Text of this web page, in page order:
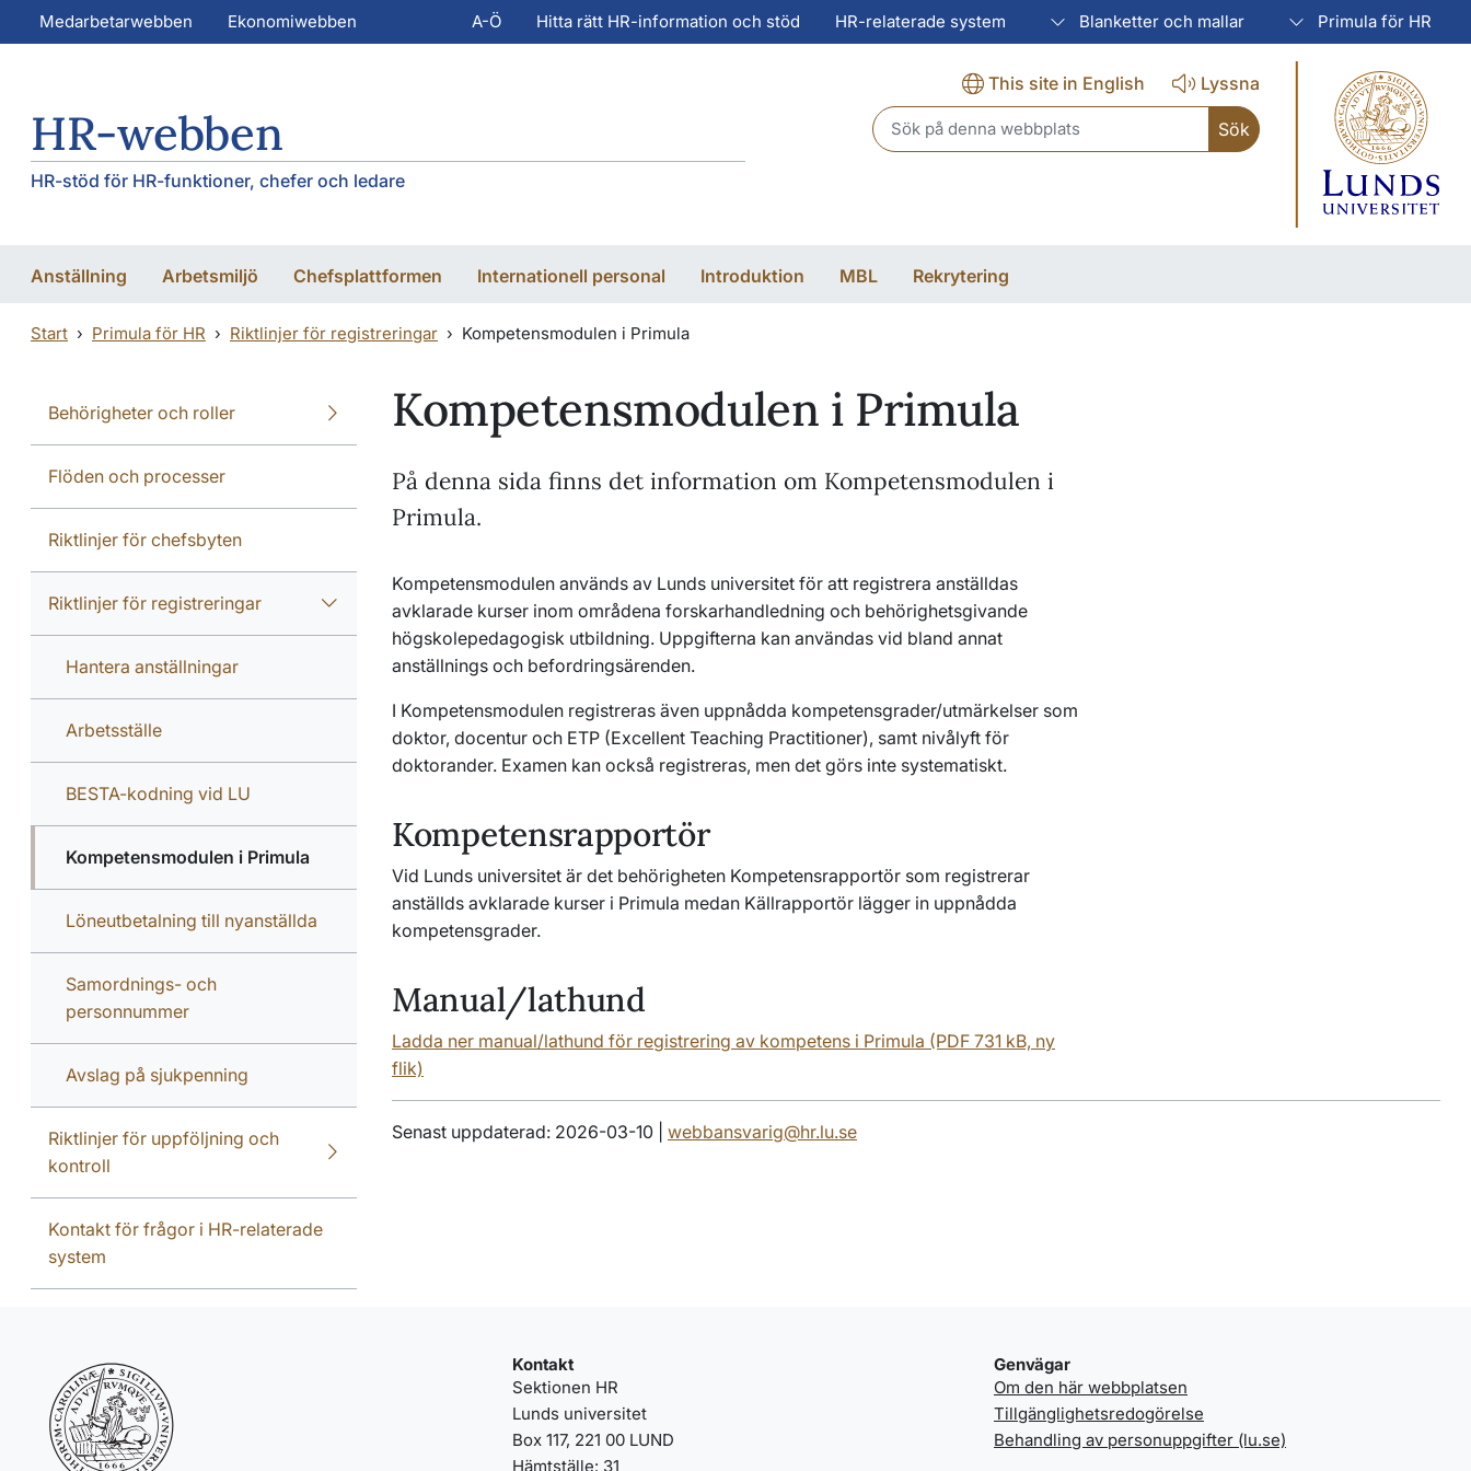
Hoppa till huvudinnehåll
Hoppa till huvudinnehåll
Medarbetarwebben Ekonomiwebben A-Ö Hitta rätt HR-information och stöd HR-relaterade system Blanketter och mallar Primula för HR
HR-webben
HR-stöd för HR-funktioner, chefer och ledare
This site in English
Lyssna
Header search
Anställning Arbetsmiljö Chefsplattformen Internationell personal Introduktion MBL Rekrytering
Start Primula för HR Riktlinjer för registreringar Kompetensmodulen i Primula
Behörigheter och roller
Flöden och processer
Riktlinjer för chefsbyten
Riktlinjer för registreringar
Hantera anställningar
Arbetsställe
BESTA-kodning vid LU
Kompetensmodulen i Primula
Löneutbetalning till nyanställda
Samordnings- och
personnummer
Avslag på sjukpenning
Riktlinjer för uppföljning och
kontroll
Kontakt för frågor i HR-relaterade
system
Kompetensmodulen i Primula
På denna sida finns det information om Kompetensmodulen i
Primula.
Kompetensmodulen används av Lunds universitet för att registrera anställdas
avklarade kurser inom områdena forskarhandledning och behörighetsgivande
högskolepedagogisk utbildning. Uppgifterna kan användas vid bland annat
anställnings och befordringsärenden.
I Kompetensmodulen registreras även uppnådda kompetensgrader/utmärkelser som
doktor, docentur och ETP (Excellent Teaching Practitioner), samt nivålyft för
doktorander. Examen kan också registreras, men det görs inte systematiskt.
Kompetensrapportör
Vid Lunds universitet är det behörigheten Kompetensrapportör som registrerar
anställds avklarade kurser i Primula medan Källrapportör lägger in uppnådda
kompetensgrader.
Manual/lathund
Ladda ner manual/lathund för registrering av kompetens i Primula (PDF 731 kB, ny
flik)
Senast uppdaterad: 2026-03-10 | webbansvarig@hr.lu.se
Kontakt
Sektionen HR
Lunds universitet
Box 117, 221 00 LUND
Hämtställe: 31
Genvägar
Om den här webbplatsen
Tillgänglighetsredogörelse
Behandling av personuppgifter (lu.se)